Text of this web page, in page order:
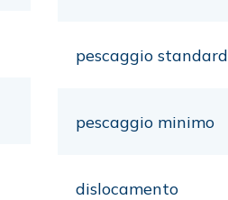
pescaggio standard
pescaggio minimo
dislocamento